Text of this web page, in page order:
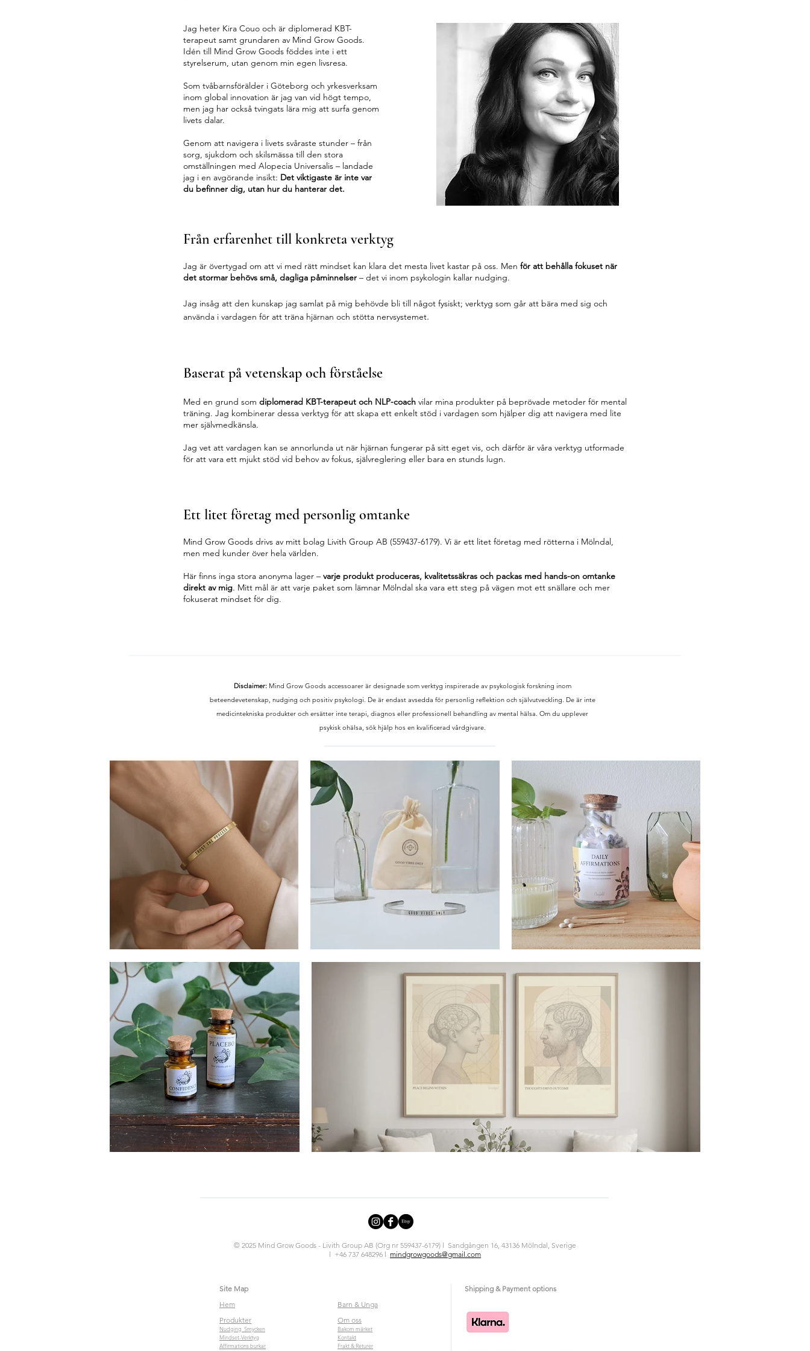
Jag heter Kira Couo och är diplomerad KBT-
terapeut samt grundaren av Mind Grow Goods.
Idén till Mind Grow Goods föddes inte i ett
styrelserum, utan genom min egen livsresa.
Som tvåbarnsförälder i Göteborg och yrkesverksam
inom global innovation är jag van vid högt tempo,
men jag har också tvingats lära mig att surfa genom
livets dalar.
Genom att navigera i livets svåraste stunder – från
sorg, sjukdom och skilsmässa till den stora
omställningen med Alopecia Universalis – landade
jag i en avgörande insikt: Det viktigaste är inte var
du befinner dig, utan hur du hanterar det.
Från erfarenhet till konkreta verktyg
Jag är övertygad om att vi med rätt mindset kan klara det mesta livet kastar på oss. Men för att behålla fokuset när
det stormar behövs små, dagliga påminnelser – det vi inom psykologin kallar nudging.
Jag insåg att den kunskap jag samlat på mig behövde bli till något fysiskt; verktyg som går att bära med sig och
använda i vardagen för att träna hjärnan och stötta nervsystemet.
Baserat på vetenskap och förståelse
Med en grund som diplomerad KBT-terapeut och NLP-coach vilar mina produkter på beprövade metoder för mental
träning. Jag kombinerar dessa verktyg för att skapa ett enkelt stöd i vardagen som hjälper dig att navigera med lite
mer självmedkänsla.
Jag vet att vardagen kan se annorlunda ut när hjärnan fungerar på sitt eget vis, och därför är våra verktyg utformade
för att vara ett mjukt stöd vid behov av fokus, självreglering eller bara en stunds lugn.
Ett litet företag med personlig omtanke
Mind Grow Goods drivs av mitt bolag Livith Group AB (559437-6179). Vi är ett litet företag med rötterna i Mölndal,
men med kunder över hela världen.
Här finns inga stora anonyma lager – varje produkt produceras, kvalitetssäkras och packas med hands-on omtanke
direkt av mig. Mitt mål är att varje paket som lämnar Mölndal ska vara ett steg på vägen mot ett snällare och mer
fokuserat mindset för dig.
Disclaimer: Mind Grow Goods accessoarer är designade som verktyg inspirerade av psykologisk forskning inom
beteendevetenskap, nudging och positiv psykologi. De är endast avsedda för personlig reflektion och självutveckling. De är inte
medicintekniska produkter och ersätter inte terapi, diagnos eller professionell behandling av mental hälsa. Om du upplever
psykisk ohälsa, sök hjälp hos en kvalificerad vårdgivare.
© 2025 Mind Grow Goods - Livith Group AB (Org nr 559437-6179) l Sandgången 16, 43136 Mölndal, Sverige
l +46 737 648296 l mindgrowgoods@gmail.com
Site Map
Hem
Produkter
Nudging Smycken
Mindset-Verktyg
Affirmations burkar
Barn & Unga
Om oss
Bakom märket
Kontakt
Frakt & Returer
Shipping & Payment options